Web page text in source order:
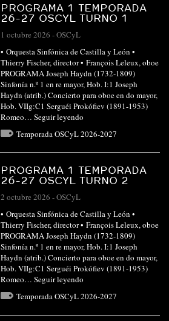
PROGRAMA 1 TEMPORADA
26-27 OSCYL TURNO 1
1 octubre 2026 -OSCyL
• Orquesta Sinfónica de Castilla y León •
Thierry Fischer, director • François Leleux, oboe
PROGRAMA Joseph Haydn (1732-1809)
Sinfonía n.º 1 en re mayor, Hob. I:1 Joseph
Haydn (atrib.) Concierto para oboe en do mayor,
Hob. VIIg:C1 Serguéi Prokófiev (1891-1953)
Romeo… Seguir leyendo
Temporada OSCyL 2026-2027
PROGRAMA 1 TEMPORADA
26-27 OSCYL TURNO 2
2 octubre 2026 -OSCyL
• Orquesta Sinfónica de Castilla y León •
Thierry Fischer, director • François Leleux, oboe
PROGRAMA Joseph Haydn (1732-1809)
Sinfonía n.º 1 en re mayor, Hob. I:1 Joseph
Haydn (atrib.) Concierto para oboe en do mayor,
Hob. VIIg:C1 Serguéi Prokófiev (1891-1953)
Romeo… Seguir leyendo
Temporada OSCyL 2026-2027